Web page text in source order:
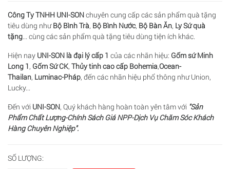
Công Ty TNHH UNI-SONchuyên cung cấp các sản phẩm quà tặng
tiêu dùng nhưBộ Bình Trà, Bộ Bình Nước, Bộ Bàn Ăn, Ly Sứ quà
tặng... cùng các sản phẩm quà tặng tiêu dùng tiện ích khác.
Hiện nay UNI-SON là đại lý cấp 1 của các nhãn hiệu: Gốm sứ Minh
Long 1, Gốm Sứ CK, Thủy tinh cao cấp Bohemia,Ocean-
Thailan, Luminac-Pháp, đến các nhãn hiệu phổ thông như Union,
Lucky...
Đến với UNI-SON, Quý khách hàng hoàn toàn yên tâm với "Sản
Phẩm Chất Lượng-Chính Sách Giá NPP-Dịch Vụ Chăm Sóc Khách
Hàng Chuyên Nghiệp".
SỐ LƯỢNG: